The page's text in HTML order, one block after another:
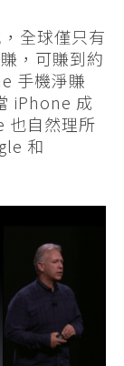
全球僅只有
，可賺到約
手機淨賺
iPhone 成
也自然理所
和